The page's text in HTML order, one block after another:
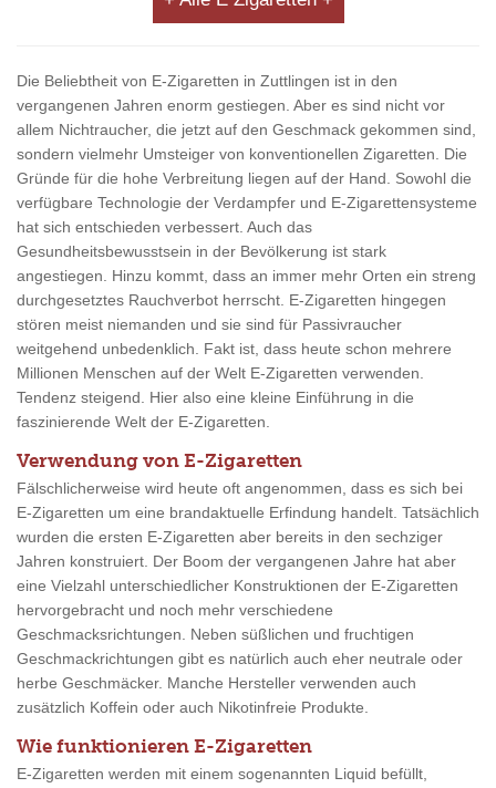
Die Beliebtheit von E-Zigaretten in Zuttlingen ist in den
vergangenen Jahren enorm gestiegen. Aber es sind nicht vor
allem Nichtraucher, die jetzt auf den Geschmack gekommen sind,
sondern vielmehr Umsteiger von konventionellen Zigaretten. Die
Gründe für die hohe Verbreitung liegen auf der Hand. Sowohl die
verfügbare Technologie der Verdampfer und E-Zigarettensysteme
hat sich entschieden verbessert. Auch das
Gesundheitsbewusstsein in der Bevölkerung ist stark
angestiegen. Hinzu kommt, dass an immer mehr Orten ein streng
durchgesetztes Rauchverbot herrscht. E-Zigaretten hingegen
stören meist niemanden und sie sind für Passivraucher
weitgehend unbedenklich. Fakt ist, dass heute schon mehrere
Millionen Menschen auf der Welt E-Zigaretten verwenden.
Tendenz steigend. Hier also eine kleine Einführung in die
faszinierende Welt der E-Zigaretten.
Verwendung von E-Zigaretten
Fälschlicherweise wird heute oft angenommen, dass es sich bei
E-Zigaretten um eine brandaktuelle Erfindung handelt. Tatsächlich
wurden die ersten E-Zigaretten aber bereits in den sechziger
Jahren konstruiert. Der Boom der vergangenen Jahre hat aber
eine Vielzahl unterschiedlicher Konstruktionen der E-Zigaretten
hervorgebracht und noch mehr verschiedene
Geschmacksrichtungen. Neben süßlichen und fruchtigen
Geschmackrichtungen gibt es natürlich auch eher neutrale oder
herbe Geschmäcker. Manche Hersteller verwenden auch
zusätzlich Koffein oder auch Nikotinfreie Produkte.
Wie funktionieren E-Zigaretten
E-Zigaretten werden mit einem sogenannten Liquid befüllt,